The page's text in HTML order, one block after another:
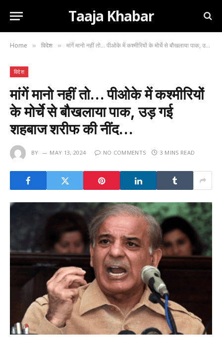
Taaja Khabar
Home » विदेश » मांगें मानो नहीं तो… पीओके में कश्मीरियों के मोर्चे से बौखलाया पाक, उड़ गई शहबाज शरीफ की नींद…
विदेश
मांगें मानो नहीं तो… पीओके में कश्मीरियों
के मोर्चे से बौखलाया पाक, उड़ गई
शहबाज शरीफ की नींद…
BY MAY 13, 2024 NO COMMENTS 3 MINS READ